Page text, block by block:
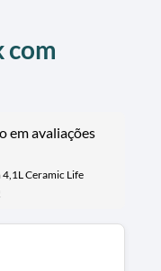
com
em avaliações
Ceramic Life